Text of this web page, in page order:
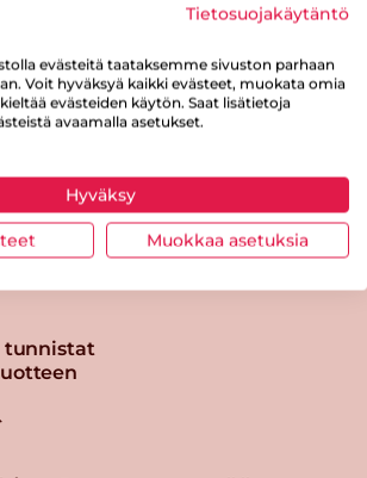
Jaa tuote
tunnistat
Tietosuojakäytäntö
evästeitä taataksemme sivuston parhaan
Voit hyväksyä kaikki evästeet, muokata omia
evästeiden käytön. Saat lisätietoja
avaamalla asetukset.
Hyväksy
Muokkaa asetuksia